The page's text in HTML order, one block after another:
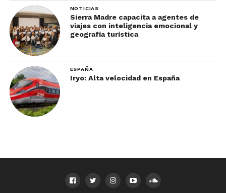
NOTICIAS
Sierra Madre capacita a agentes de
viajes con inteligencia emocional y
geografía turística
ESPAÑA
Iryo: Alta velocidad en España